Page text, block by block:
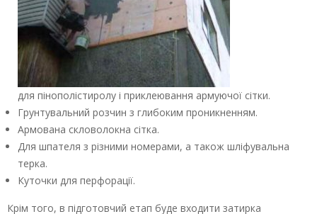
для пінополістиролу і приклеювання армуючої сітки.
Грунтувальний розчин з глибоким проникненням.
Армована скловолокна сітка.
Для шпателя з різними номерами, а також шліфувальна
терка.
Куточки для перфорації.
Крім того, в підготовчий етап буде входити затирка